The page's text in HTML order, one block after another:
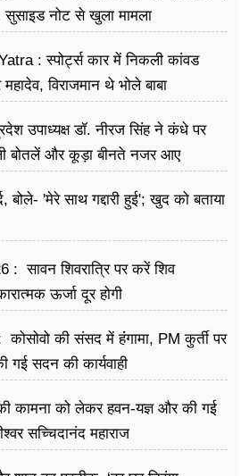
सुसाइड नोट से खुला मामला
: स्पोर्ट्स कार में निकली कांवड
विराजमान थे भोले बाबा
उपाध्यक्ष डॉ. नीरज सिंह ने कंधे पर
बोतलें और कूड़ा बीनते नजर आए
'मेरे साथ गद्दारी हुई'; खुद को बताया
सावन शिवरात्रि पर करें शिव
ऊर्जा दूर होगी
की संसद में हंंगामा, PM कुर्ती पर
सदन की कार्यवाही
कामना को लेकर हवन-यज्ञ और की गई
सच्चिदानंद महाराज